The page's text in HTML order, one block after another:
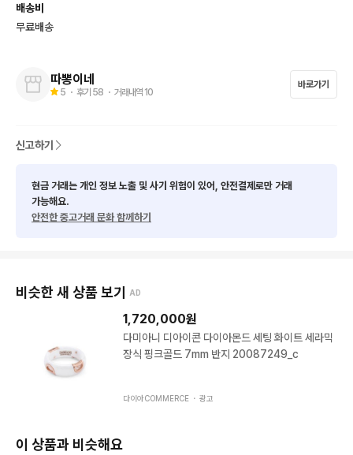
배송비
무료배송
따뽕이네
5 ・ 후기 58 ・ 거래내역 10
바로가기
신고하기
현금 거래는 개인 정보 노출 및 사기 위험이 있어, 안전결제로만 거래
가능해요.
안전한 중고거래 문화 함께하기
비슷한 새 상품 보기 AD
1,720,000원
다미아니 디아이콘 다이아몬드 세팅 화이트 세라믹
장식 핑크골드 7mm 반지 20087249_c
다이아COMMERCE ・ 광고
이 상품과 비슷해요